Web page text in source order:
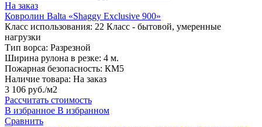
На заказ
Ковролин Balta «Shaggy Exclusive 900»
Класс использования: 22 Класс - бытовой, умеренные
нагрузки
Тип ворса: Разрезной
Ширина рулона в резке: 4 м.
Пожарная безопасность: КМ5
Наличие товара: На заказ
3 106 руб./м2
Рассчитать стоимость
В избранное В избранном
Сравнить